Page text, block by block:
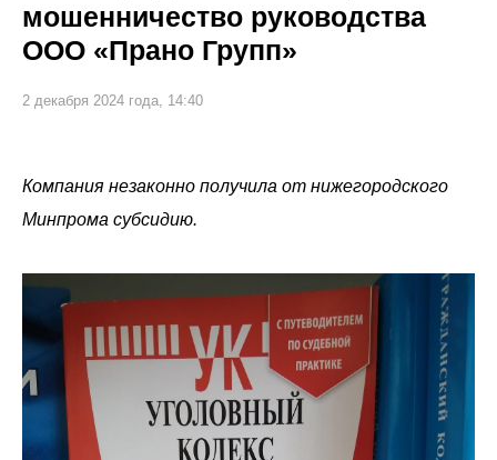
мошенничество руководства
ООО «Прано Групп»
2 декабря 2024 года, 14:40
Компания незаконно получила от нижегородского
Минпрома субсидию.